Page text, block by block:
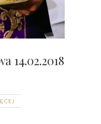
14.02.2018